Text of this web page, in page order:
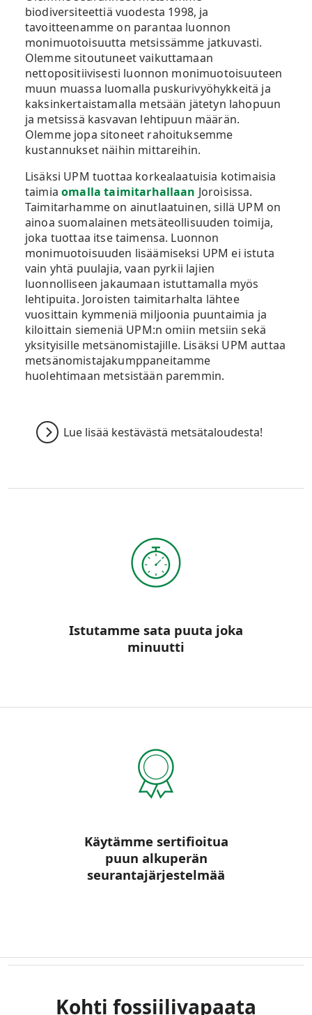
biodiversiteettiä vuodesta 1998, ja
tavoitteenamme on parantaa luonnon
monimuotoisuutta metsissämme jatkuvasti.
Olemme sitoutuneet vaikuttamaan
nettopositiivisesti luonnon monimuotoisuuteen
muun muassa luomalla puskurivyöhykkeitä ja
kaksinkertaistamalla metsään jätetyn lahopuun
ja metsissä kasvavan lehtipuun määrän.
Olemme jopa sitoneet rahoituksemme
kustannukset näihin mittareihin.
Lisäksi UPM tuottaa korkealaatuisia kotimaisia
taimiaomalla taimitarhallaan Joroisissa.
Taimitarhamme on ainutlaatuinen, sillä UPM on
ainoa suomalainen metsäteollisuuden toimija,
joka tuottaa itse taimensa. Luonnon
monimuotoisuuden lisäämiseksi UPM ei istuta
vain yhtä puulajia, vaan pyrkii lajien
luonnolliseen jakaumaan istuttamalla myös
lehtipuita. Joroisten taimitarhalta lähtee
vuosittain kymmeniä miljoonia puuntaimia ja
kiloittain siemeniä UPM:n omiin metsiin sekä
yksityisille metsänomistajille. Lisäksi UPM auttaa
metsänomistajakumppaneitamme
huolehtimaan metsistään paremmin.
Lue lisää kestävästä metsätaloudesta!
Istutamme sata puuta joka
minuutti
Käytämme sertifioitua
puun alkuperän
seurantajärjestelmää
Kohti fossiilivapaata